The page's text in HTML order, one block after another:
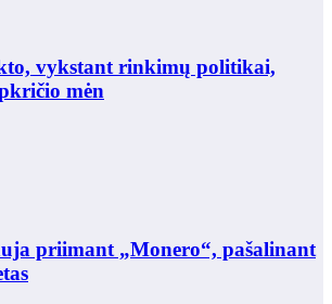
vykstant rinkimų politikai,
mėn
priimant „Monero“, pašalinant